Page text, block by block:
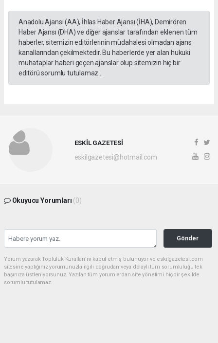
Anadolu Ajansı (AA), İhlas Haber Ajansı (İHA), Demirören
Haber Ajansı (DHA) ve diğer ajanslar tarafından eklenen tüm
haberler, sitemizin editörlerinin müdahalesi olmadan ajans
kanallarından çekilmektedir. Bu haberlerde yer alan hukuki
muhataplar haberi geçen ajanslar olup sitemizin hiç bir
editörü sorumlu tutulamaz...
ESKİL GAZETESİ
eskilgazetesi@hotmail.com
Okuyucu Yorumları (0)
Gönder
Yorum yazarak Topluluk Kuralları’nı kabul etmiş bulunuyor ve eskilgazetesi.com
sitesine yaptığınız yorumunuzla ilgili doğrudan veya dolaylı tüm sorumluluğu tek
başınıza üstleniyorsunuz. Yazılan tüm yorumlardan site yönetimi hiçbir şekilde
sorumlu tutulamaz.